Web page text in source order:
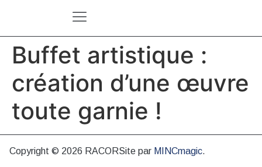
Buffet artistique :
création d’une œuvre
toute garnie !
Copyright © 2026 RACORSite par MINCmagic.